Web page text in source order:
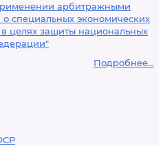
арбитражными
о специальных экономических
целях защиты национальных
Подробнее...